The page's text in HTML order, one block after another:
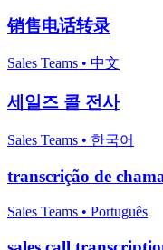
销售电话转录
Sales Teams • 中文
세일즈 콜 전사
Sales Teams • 한국어
transcrição de
Sales Teams • Português